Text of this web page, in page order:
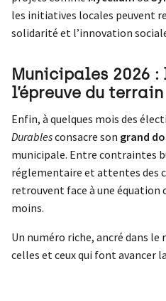
les initiatives locales peuvent
solidarité et l’innovation
Municipales 2026
l’épreuve du terrain
Enfin, à quelques mois des
Durablesconsacre son grand
municipale. Entre contraintes
réglementaire et attentes des
retrouvent face à une équation
moins.
Un numéro riche, ancré dans
celles et ceux qui font avancer